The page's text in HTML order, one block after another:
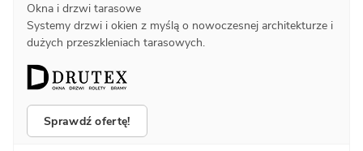
Okna i drzwi tarasowe
Systemy drzwi i okien z myślą o nowoczesnej architekturze i
dużych przeszkleniach tarasowych.
Sprawdź ofertę!